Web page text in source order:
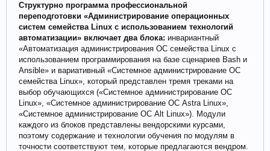
Структурно программа профессиональной
переподготовки «Администрирование операционных
систем семейства Linux c использованием технологий
автоматизации» включает два блока: инвариантный
«Автоматизация администрирования ОС семейства Linux с
использованием программирования на базе сценариев Bash и
Ansible» и вариативный «Системное администрирование ОС
семейства Linux», который представлен тремя треками на
выбор обучающихся («Системное администрирование ОС
Linux», «Системное администрирование ОС Astra Linux»,
«Системное администрирование ОС Alt Linux»). Модули
каждого из блоков представлены вендорскими курсами,
поэтому содержание и технологии обучения по модулям в
точности соответствуют тем, которые предлагаются вендром.